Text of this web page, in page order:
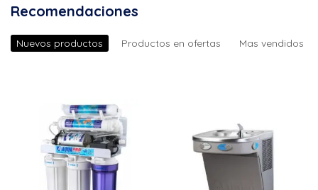
Recomendaciones
Nuevos productos Productos en ofertas Mas vendidos